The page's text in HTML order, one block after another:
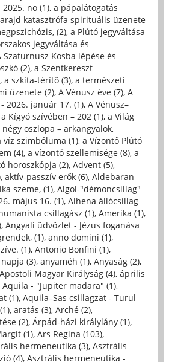
no (1), a pápalátogatás
katasztrófa spirituális üzenete
(2), a Plútó jegyváltása
jegyváltása és
Szaturnusz Kosba lépése és
(2), a Szentkereszt
, a szkíta-térítő (3), a természeti
üzenete (2), A Vénusz éve (7), A
2026. január 17. (1), A Vénusz–
Kígyó szívében – 202 (1), a Világ
oszlopa – arkangyalok,
víz szimbóluma (1), a Vízöntő Plútó
(4), a vízöntő szellemisége (8), a
horoszkópja (2), Advent (5),
, aktív-passzív erők (6), Aldebaran
szeme, (1), Algol-"démoncsillag"
május 16. (1), Alhena állócsillag
csillagász (1), Amerika (1),
, Angyali üdvözlet - Jézus foganása
(1), anno domini (1),
(1), Antonio Bonfini (1),
(3), anyaméh (1), Anyaság (2),
Apostoli Magyar Királyság (4), április
Aquila - "Jupiter madara" (1),
(1), Aquila–Sas csillagzat - Turul
, aratás (3), Arché (2),
(2), Árpád-házi királylány (1),
(1), Ars Regina (103),
hermeneutika (3), Asztrális
(4), Asztrális hermeneutika -